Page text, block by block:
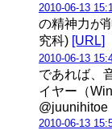
2010-06-13
の精神力が
究科) [URL]
2010-06-13
であれば、
イヤー（
@juunihitoe
2010-06-13